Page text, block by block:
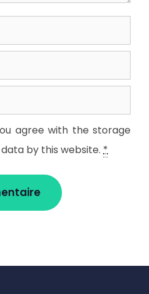
agree with the storage
by this website. *